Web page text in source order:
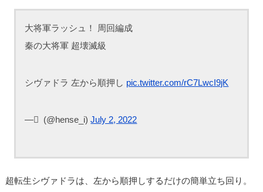
大将軍ラッシュ！ 周回編成
秦の大将軍 超壊滅級
シヴァドラ 左から順押し pic.twitter.com/rC7LwcI9jK
— ْ (@hense_i)July 2, 2022
超転生シヴァドラは、左から順押しするだけの簡単立ち回り。